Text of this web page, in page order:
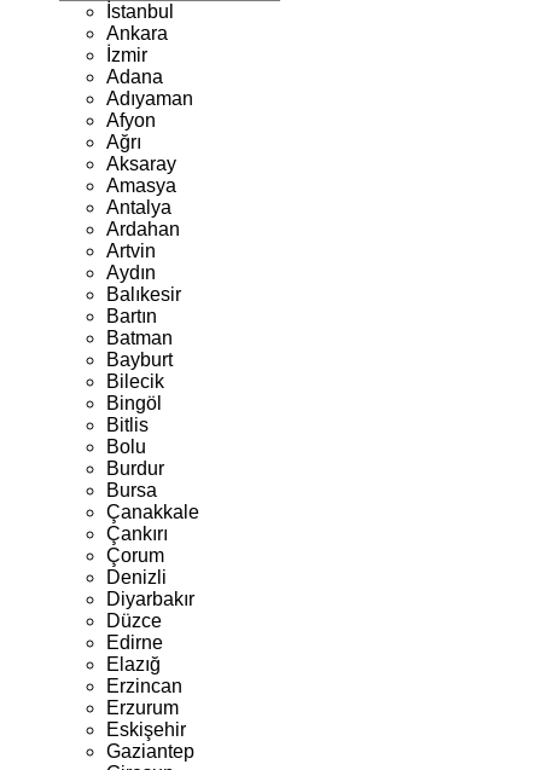
İstanbul
Ankara
İzmir
Adana
Adıyaman
Afyon
Ağrı
Aksaray
Amasya
Antalya
Ardahan
Artvin
Aydın
Balıkesir
Bartın
Batman
Bayburt
Bilecik
Bingöl
Bitlis
Bolu
Burdur
Bursa
Çanakkale
Çankırı
Çorum
Denizli
Diyarbakır
Düzce
Edirne
Elazığ
Erzincan
Erzurum
Eskişehir
Gaziantep